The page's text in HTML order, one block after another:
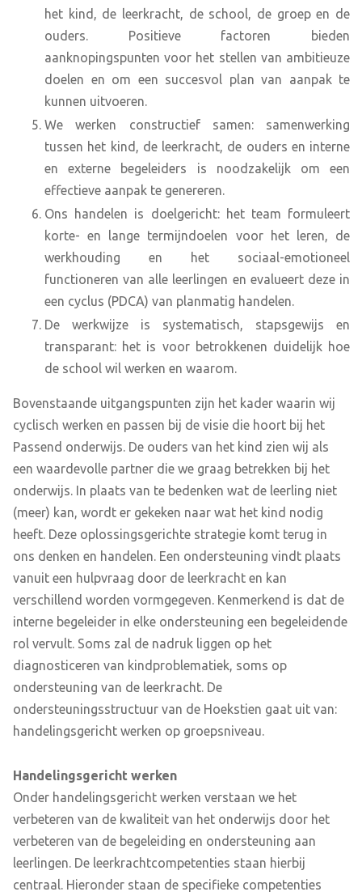
het kind, de leerkracht, de school, de groep en de
ouders. Positieve factoren bieden
aanknopingspunten voor het stellen van ambitieuze
doelen en om een succesvol plan van aanpak te
kunnen uitvoeren.
We werken constructief samen: samenwerking
tussen het kind, de leerkracht, de ouders en interne
en externe begeleiders is noodzakelijk om een
effectieve aanpak te genereren.
Ons handelen is doelgericht: het team formuleert
korte- en lange termijndoelen voor het leren, de
werkhouding en het sociaal-emotioneel
functioneren van alle leerlingen en evalueert deze in
een cyclus (PDCA) van planmatig handelen.
De werkwijze is systematisch, stapsgewijs en
transparant: het is voor betrokkenen duidelijk hoe
de school wil werken en waarom.
Bovenstaande uitgangspunten zijn het kader waarin wij
cyclisch werken en passen bij de visie die hoort bij het
Passend onderwijs. De ouders van het kind zien wij als
een waardevolle partner die we graag betrekken bij het
onderwijs. In plaats van te bedenken wat de leerling niet
(meer) kan, wordt er gekeken naar wat het kind nodig
heeft. Deze oplossingsgerichte strategie komt terug in
ons denken en handelen. Een ondersteuning vindt plaats
vanuit een hulpvraag door de leerkracht en kan
verschillend worden vormgegeven. Kenmerkend is dat de
interne begeleider in elke ondersteuning een begeleidende
rol vervult. Soms zal de nadruk liggen op het
diagnosticeren van kindproblematiek, soms op
ondersteuning van de leerkracht. De
ondersteuningsstructuur van de Hoekstien gaat uit van:
handelingsgericht werken op groepsniveau.
H andelingsgericht werken
Onder handelingsgericht werken verstaan we het
verbeteren van de kwaliteit van het onderwijs door het
verbeteren van de begeleiding en ondersteuning aan
leerlingen. De leerkrachtcompetenties staan hierbij
centraal. Hieronder staan de specifieke competenties